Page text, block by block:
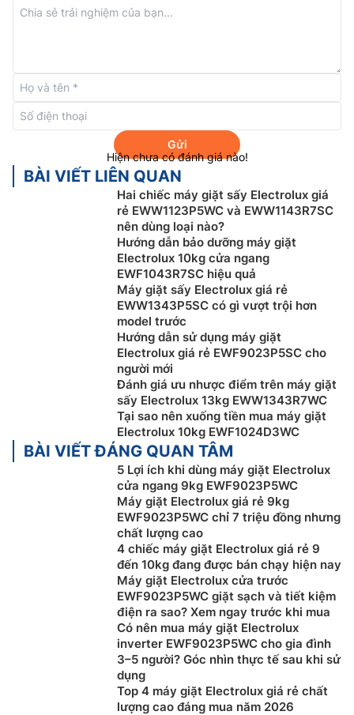
Công nghệ UltraMix
Máy giặt Electrolux inverterEWF9023P5WC được
trang bị công nghệ UltraMix, chất giặt tẩy và chất làm
mềm vải được hòa tan hoàn toàn và sẵn sàng phát
huy đầy đủ tác dụng trước khi đi vào lồng giặt, đảm
bảo quần áo của bạn được giặt sạch mà không dính
vết cặn chất giặt tẩy.
Giặt nhanh đầy tải chỉ 45 phút
Công nghệ giặt nhanh FullWash 45 trênmáy giặt
EWF9023P5WC với khả năng giặt tối
đa tải trọng nhờ sử dụng các vòi phun nước mạnh mẽ
kết hợp với chuyển động lốc xoáy đặc biệt ở nhiệt độ
thấp 30°C giúp cho áo quần được giặt sạch tối ưu chỉ
Gửi
Hiện chưa có đánh giá nào!
BÀI VIẾT LIÊN QUAN
Hai chiếc máy giặt sấy Electrolux giá
rẻ EWW1123P5WC và EWW1143R7SC
nên dùng loại nào?
Hướng dẫn bảo dưỡng máy giặt
Electrolux 10kg cửa ngang
EWF1043R7SC hiệu quả
Máy giặt sấy Electrolux giá rẻ
EWW1343P5SC có gì vượt trội hơn
model trước
Hướng dẫn sử dụng máy giặt
Electrolux giá rẻ EWF9023P5SC cho
người mới
Đánh giá ưu nhược điểm trên máy giặt
sấy Electrolux 13kg EWW1343R7WC
Tại sao nên xuống tiền mua máy giặt
Electrolux 10kg EWF1024D3WC
BÀI VIẾT ĐÁNG QUAN TÂM
5 Lợi ích khi dùng máy giặt Electrolux
cửa ngang 9kg EWF9023P5WC
Máy giặt Electrolux giá rẻ 9kg
EWF9023P5WC chỉ 7 triệu đồng nhưng
chất lượng cao
4 chiếc máy giặt Electrolux giá rẻ 9
đến 10kg đang được bán chạy hiện nay
Máy giặt Electrolux cửa trước
EWF9023P5WC giặt sạch và tiết kiệm
điện ra sao? Xem ngay trước khi mua
Có nên mua máy giặt Electrolux
inverter EWF9023P5WC cho gia đình
3–5 người? Góc nhìn thực tế sau khi sử
dụng
Top 4 máy giặt Electrolux giá rẻ chất
lượng cao đáng mua năm 2026